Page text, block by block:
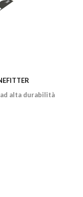
alta durabilità